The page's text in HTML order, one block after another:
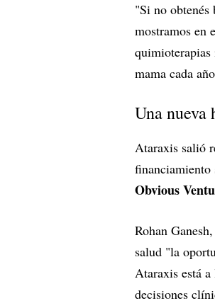
"Si no
mostramos en
quimioterapias
mama cada
Una
Ataraxis salió
financiamiento
Obvious
Rohan
salud "la
Ataraxis está
decisiones